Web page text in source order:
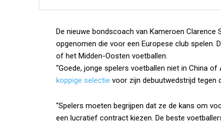
De nieuwe bondscoach van Kameroen
opgenomen die voor een Europese club spelen.
of het Midden-Oosten voetballen.
“Goede, jonge spelers voetballen niet in China
koppige selectie voor zijn debuutwedstrijd tegen
“Spelers moeten begrijpen dat ze de kans om
een lucratief contract kiezen. De beste